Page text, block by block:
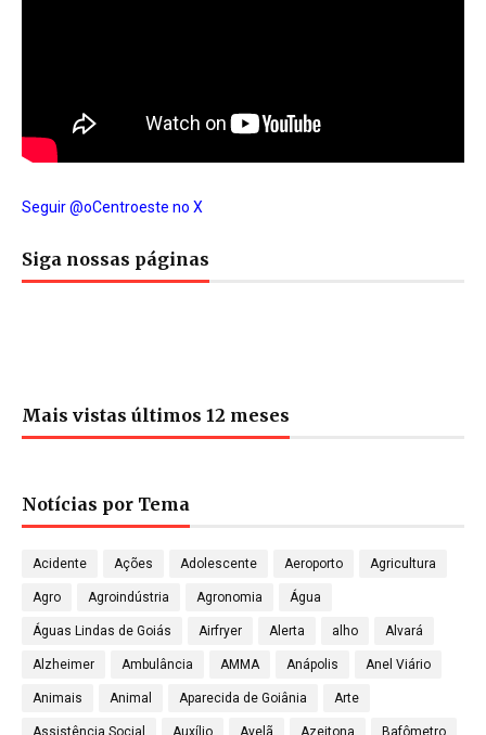
Seguir @oCentroeste no X
Siga nossas páginas
Mais vistas últimos 12 meses
Notícias por Tema
Acidente Ações Adolescente Aeroporto Agricultura
Agro Agroindústria Agronomia Água
Águas Lindas de Goiás Airfryer Alerta alho Alvará
Alzheimer Ambulância AMMA Anápolis Anel Viário
Animais Animal Aparecida de Goiânia Arte